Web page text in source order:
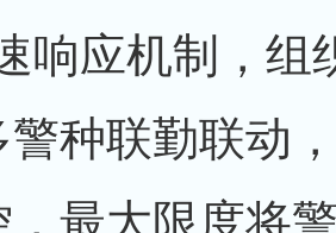
响应机制，
警种联勤联动
，最大限度将